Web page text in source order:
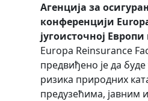
Агенција за
конференцији
југоисточној
Europa Reinsurance
предвиђено је да
ризика природних
предузећима, јавним